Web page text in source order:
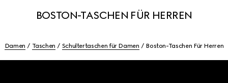
BOSTON-TASCHEN FÜR HERREN
Damen Taschen Schultertaschen für Damen Boston-Taschen Für Herren